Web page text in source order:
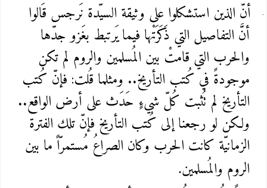
أنّ الذين استشكلوا على وثيقة السيّدة نَرجس قَالوا
أنَّ التفاصيل التي ذَكَرَتْها فيما يَرتبط بغَزو جدّها
والحرب التي قامتْ بين المُسلمين والروم لم تكن
موجودةً في كُتب التأريخ.. ومثلما قُلت: فإنّ كُتب
التأريخ لم تُثبت كُلّ شيءٍ حَدَث على أرض الواقع..
ولكن لو رجعنا إلى كُتب التأريخ فإنّ تلك الفترة
الزمانيّة كانت الحرب وكان الصراعُ مُستمرّاً ما بين
الروم والمُسلمين.